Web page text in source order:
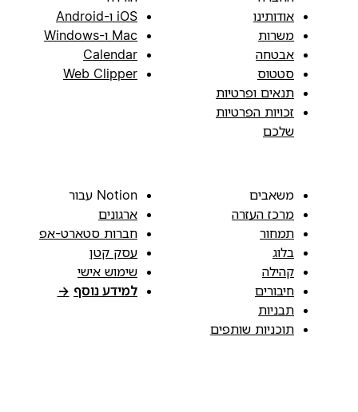
אודותינו
משרות
אבטחה
סטטוס
תנאים ופרטיות
זכויות הפרטיות
שלכם
iOS ו-Android
Mac ו-Windows
Calendar
Web Clipper
משאבים
מרכז העזרה
תמחור
בלוג
קהילה
חיבורים
תבניות
תוכניות שותפים
Notion עבור
ארגונים
חברות סטארט-אפ
עסק קטן
שימוש אישי
למידע נוסף →